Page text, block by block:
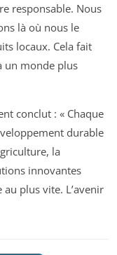
responsable. Nous
là où nous le
locaux. Cela fait
un monde plus
conclut : « Chaque
durable
la
innovantes
plus vite. L’avenir